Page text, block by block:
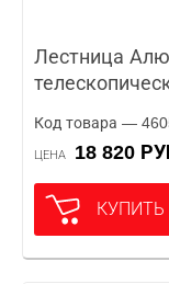
Лестница
Код товара —
ЦЕНА 18 820
КУПИТЬ